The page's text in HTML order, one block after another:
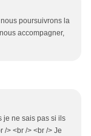
poursuivrons la
accompagner,
je ne sais pas si ils
/> <br /> <br /> Je